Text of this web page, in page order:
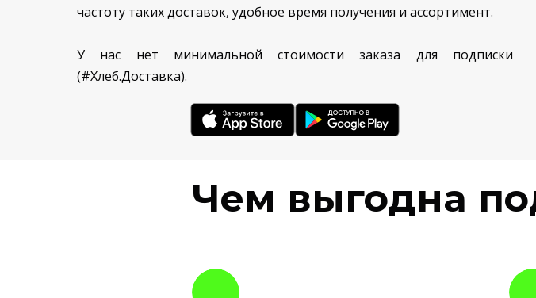
частоту таких доставок, удобное время получения и ассортимент.
У нас нет минимальной стоимости заказа для подписки
(#Хлеб.Доставка).
Чем выгодна